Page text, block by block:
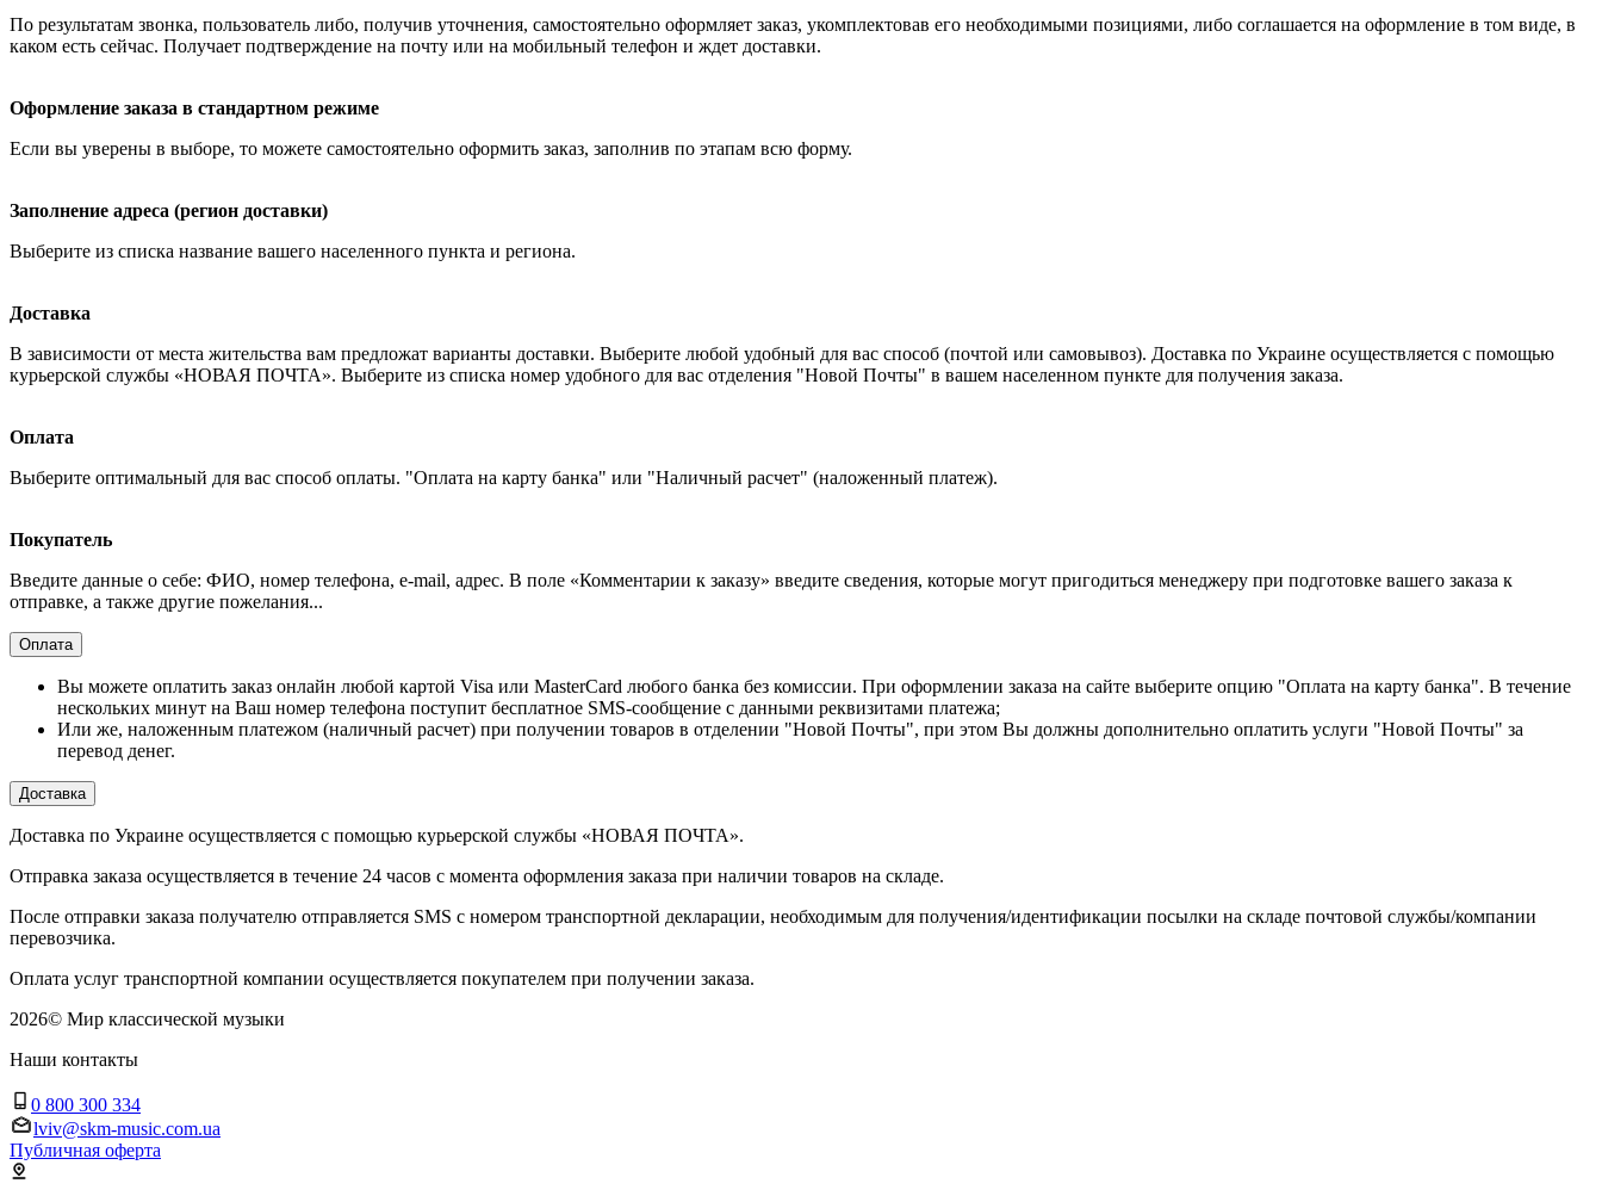
По результатам звонка, пользователь либо, получив уточнения, самостоятельно оформляет заказ, укомплектовав его необходимыми позициями, либо соглашается на оформление в том виде, в
каком есть сейчас. Получает подтверждение на почту или на мобильный телефон и ждет доставки.
Оформление заказа в стандартном режиме
Если вы уверены в выборе, то можете самостоятельно оформить заказ, заполнив по этапам всю форму.
Заполнение адреса (регион доставки)
Выберите из списка название вашего населенного пункта и региона.
Доставка
В зависимости от места жительства вам предложат варианты доставки. Выберите любой удобный для вас способ (почтой или самовывоз). Доставка по Украине осуществляется с помощью
курьерской службы «НОВАЯ ПОЧТА». Выберите из списка номер удобного для вас отделения "Новой Почты" в вашем населенном пункте для получения заказа.
Оплата
Выберите оптимальный для вас способ оплаты. "Оплата на карту банка" или "Наличный расчет" (наложенный платеж).
Покупатель
Введите данные о себе: ФИО, номер телефона, e-mail, адрес. В поле «Комментарии к заказу» введите сведения, которые могут пригодиться менеджеру при подготовке вашего заказа к
отправке, а также другие пожелания...
Оплата
Вы можете оплатить заказ онлайн любой картой Visa или MasterCard любого банка без комиссии. При оформлении заказа на сайте выберите опцию "Оплата на карту банка". В течение
нескольких минут на Ваш номер телефона поступит бесплатное SMS-сообщение с данными реквизитами платежа;
Или же, наложенным платежом (наличный расчет) при получении товаров в отделении "Новой Почты", при этом Вы должны дополнительно оплатить услуги "Новой Почты" за
перевод денег.
Доставка
Доставка по Украине осуществляется с помощью курьерской службы «НОВАЯ ПОЧТА».
Отправка заказа осуществляется в течение 24 часов с момента оформления заказа при наличии товаров на складе.
После отправки заказа получателю отправляется SMS с номером транспортной декларации, необходимым для получения/идентификации посылки на складе почтовой службы/компании
перевозчика.
Оплата услуг транспортной компании осуществляется покупателем при получении заказа.
2026© Мир классической музыки
Наши контакты
0 800 300 334
lviv@skm-music.com.ua
Публичная оферта